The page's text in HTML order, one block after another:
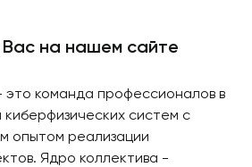
Вас на нашем сайте
команда профессионалов в
киберфизических систем с
опытом реализации
Ядро коллектива -